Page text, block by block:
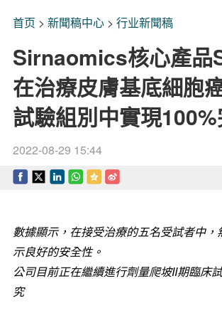
首页 > 新聞稿中心> 行业新聞稿
Sirnaomics核心產品
在治療皮膚基底細胞
試驗組別中實現
2022-08-29 15:44
數據顯示，在接受治療的五名受試者中，
示良好的安全性。
公司目前正在繼續進行劑量爬坡II期臨床
究